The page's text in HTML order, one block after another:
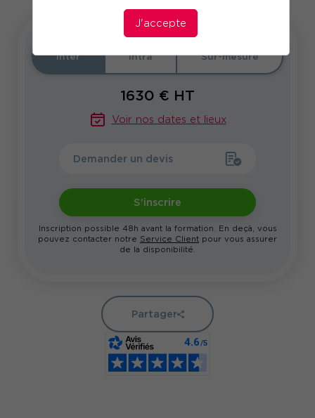
J'accepte
Inter Intra Sur-mesure
1630 € HT
Voir nos dates et lieux
Demander un devis
S'inscrire
Inscription possible 48h avant la formation. En deçà, vous
pouvez contacter notre Service Client pour vous assurer
de la disponibilité.
Partager